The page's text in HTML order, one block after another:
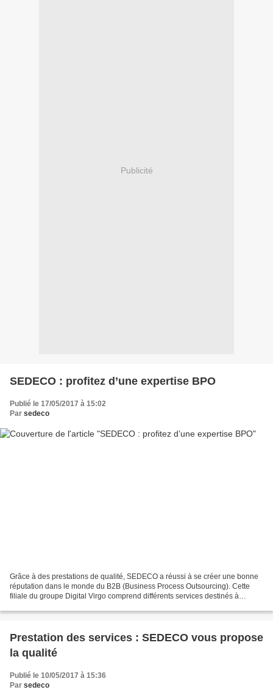
Publicité
SEDECO : profitez d’une expertise BPO
Publié le 17/05/2017 à 15:02
Par sedeco
Grâce à des prestations de qualité, SEDECO a réussi à se créer une bonne
réputation dans le monde du B2B (Business Process Outsourcing). Cette
filiale du groupe Digital Virgo comprend différents services destinés à
Prestation des services : SEDECO vous propose
la qualité
Publié le 10/05/2017 à 15:36
Par sedeco